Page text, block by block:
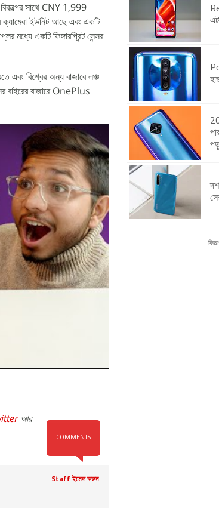
সাথে CNY 1,999
ক্যামেরা ইউনিট আছে এবং একটি
একটি ফিঙ্গারপ্রিন্ট সেন্সর
বিশ্বের অন্য বাজারে লঞ্চ
বাইরের বাজারে OnePlus
COMMENTS
আর
Staff ইমেল করুন